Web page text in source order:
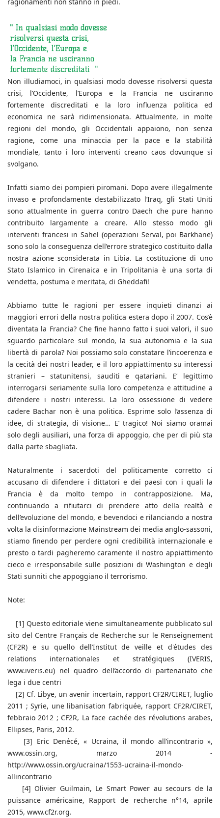
ragionamenti non stanno in piedi.
Non illudiamoci, in qualsiasi modo dovesse risolversi questa
crisi, l’Occidente, l’Europa e la Francia ne usciranno
fortemente discreditati e la loro influenza politica ed
economica ne sarà ridimensionata. Attualmente, in molte
regioni del mondo, gli Occidentali appaiono, non senza
ragione, come una minaccia per la pace e la stabilità
mondiale, tanto i loro interventi creano caos dovunque si
svolgano.
Infatti siamo dei pompieri piromani. Dopo avere illegalmente
invaso e profondamente destabilizzato l’Iraq, gli Stati Uniti
sono attualmente in guerra contro Daech che pure hanno
contribuito largamente a creare. Allo stesso modo gli
interventi francesi in Sahel (operazioni Serval, poi Barkhane)
sono solo la conseguenza dell’errore strategico costituito dalla
nostra azione sconsiderata in Libia. La costituzione di uno
Stato Islamico in Cirenaica e in Tripolitania è una sorta di
vendetta, postuma e meritata, di Gheddafi!
Abbiamo tutte le ragioni per essere inquieti dinanzi ai
maggiori errori della nostra politica estera dopo il 2007. Cos’è
diventata la Francia? Che fine hanno fatto i suoi valori, il suo
sguardo particolare sul mondo, la sua autonomia e la sua
libertà di parola? Noi possiamo solo constatare l’incoerenza e
la cecità dei nostri leader, e il loro appiattimento su interessi
stranieri – statunitensi, sauditi e qatariani. E’ legittimo
interrogarsi seriamente sulla loro competenza e attitudine a
difendere i nostri interessi. La loro ossessione di vedere
cadere Bachar non è una politica. Esprime solo l’assenza di
idee, di strategia, di visione… E’ tragico! Noi siamo oramai
solo degli ausiliari, una forza di appoggio, che per di più sta
dalla parte sbagliata.
Naturalmente i sacerdoti del politicamente corretto ci
accusano di difendere i dittatori e dei paesi con i quali la
Francia è da molto tempo in contrapposizione. Ma,
continuando a rifiutarci di prendere atto della realtà e
dell’evoluzione del mondo, e bevendoci e rilanciando a nostra
volta la disinformazione Mainstream dei media anglo-sassoni,
stiamo finendo per perdere ogni credibilità internazionale e
presto o tardi pagheremo caramente il nostro appiattimento
cieco e irresponsabile sulle posizioni di Washington e degli
Stati sunniti che appoggiano il terrorismo.
Note:
[1] Questo editoriale viene simultaneamente pubblicato sul
sito del Centre Français de Recherche sur le Renseignement
(CF2R) e su quello dell’Institut de veille et d'études des
relations internationales et stratégiques (IVERIS,
www.iveris.eu) nel quadro dell’accordo di partenariato che
lega i due centri
[2] Cf. Libye, un avenir incertain, rapport CF2R/CIRET, luglio
2011 ; Syrie, une libanisation fabriquée, rapport CF2R/CIRET,
febbraio 2012 ; CF2R, La face cachée des révolutions arabes,
Ellipses, Paris, 2012.
[3] Eric Denécé, « Ucraina, il mondo all’incontrario »,
www.ossin.org, marzo 2014 -
http://www.ossin.org/ucraina/1553-ucraina-il-mondo-
allincontrario
[4] Olivier Guilmain, Le Smart Power au secours de la
puissance américaine, Rapport de recherche n°14, aprile
2015, www.cf2r.org.